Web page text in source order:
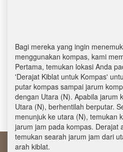
Bagi mereka yang ingin
menggunakan kompas, kami
Pertama, temukan lokasi Anda
'Derajat Kiblat untuk Kompas'
putar kompas sampai jarum
dengan Utara (N). Apabila jarum
Utara (N), berhentilah berputar.
menunjuk ke utara (N), temukan
jarum jam pada kompas. Derajat
temukan searah jarum jam dari
arah kiblat.